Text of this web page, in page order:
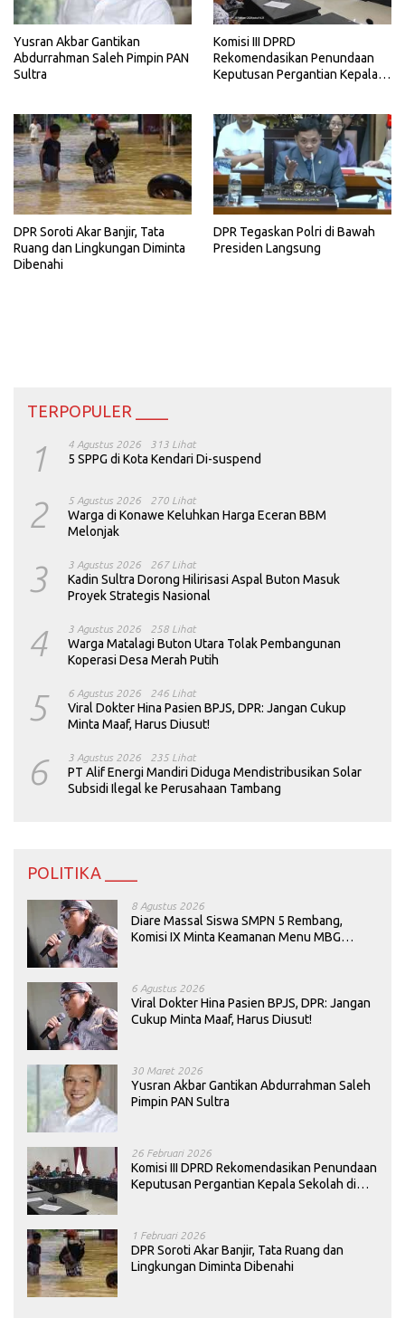
Yusran Akbar Gantikan
Abdurrahman Saleh Pimpin PAN
Sultra
Komisi III DPRD
Rekomendasikan Penundaan
Keputusan Pergantian Kepala
DPR Soroti Akar Banjir, Tata
Ruang dan Lingkungan Diminta
Dibenahi
DPR Tegaskan Polri di Bawah
Presiden Langsung
TERPOPULER ____
1 4 Agustus 2026 313 Lihat
5 SPPG di Kota Kendari Di-suspend
2 5 Agustus 2026 270 Lihat
Warga di Konawe Keluhkan Harga Eceran BBM
Melonjak
3 3 Agustus 2026 267 Lihat
Kadin Sultra Dorong Hilirisasi Aspal Buton Masuk
Proyek Strategis Nasional
4 3 Agustus 2026 258 Lihat
Warga Matalagi Buton Utara Tolak Pembangunan
Koperasi Desa Merah Putih
5 6 Agustus 2026 246 Lihat
Viral Dokter Hina Pasien BPJS, DPR: Jangan Cukup
Minta Maaf, Harus Diusut!
6 3 Agustus 2026 235 Lihat
PT Alif Energi Mandiri Diduga Mendistribusikan Solar
Subsidi Ilegal ke Perusahaan Tambang
POLITIKA ____
8 Agustus 2026
Diare Massal Siswa SMPN 5 Rembang,
Komisi IX Minta Keamanan Menu MBG
6 Agustus 2026
Viral Dokter Hina Pasien BPJS, DPR: Jangan
Cukup Minta Maaf, Harus Diusut!
30 Maret 2026
Yusran Akbar Gantikan Abdurrahman Saleh
Pimpin PAN Sultra
26 Februari 2026
Komisi III DPRD Rekomendasikan Penundaan
Keputusan Pergantian Kepala Sekolah di
1 Februari 2026
DPR Soroti Akar Banjir, Tata Ruang dan
Lingkungan Diminta Dibenahi